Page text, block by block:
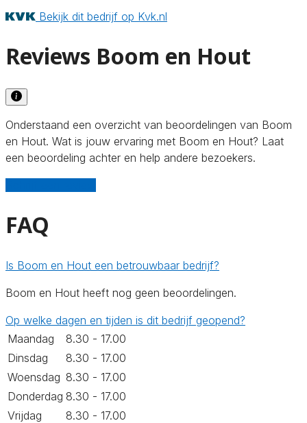
Bekijk dit bedrijf op Kvk.nl
Reviews Boom en Hout
Onderstaand een overzicht van beoordelingen van Boom
en Hout. Wat is jouw ervaring met Boom en Hout? Laat
een beoordeling achter en help andere bezoekers.
FAQ
Is Boom en Hout een betrouwbaar bedrijf?
Boom en Hout heeft nog geen beoordelingen.
Op welke dagen en tijden is dit bedrijf geopend?
Maandag
8.30 - 17.00
Dinsdag
8.30 - 17.00
Woensdag 8.30 - 17.00
Donderdag 8.30 - 17.00
Vrijdag
8.30 - 17.00